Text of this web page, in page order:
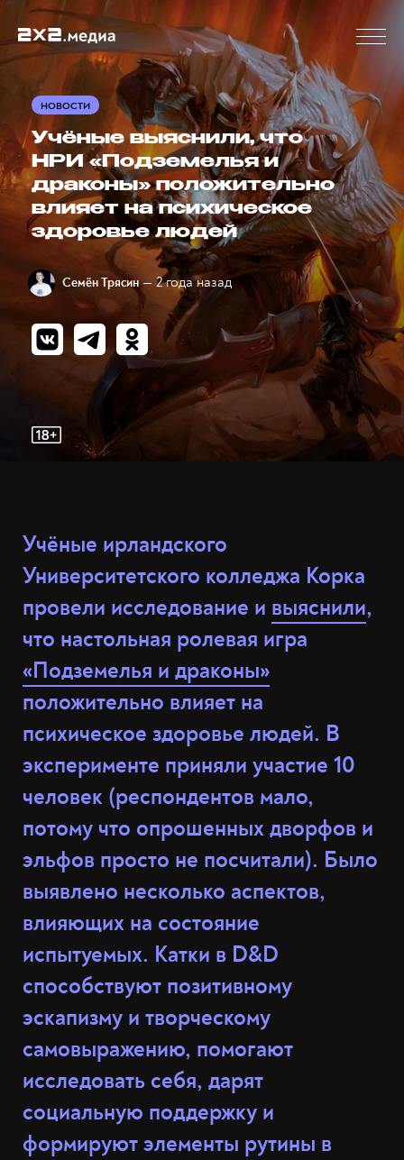
НОВОСТИ
Учёные выяснили, что
НРИ «Подземелья и
драконы» положительно
влияет на психическое
здоровье людей
Семён Трясин — 2 года назад
Учёные ирландского
Университетского колледжа Корка
провели исследование и выяснили,
что настольная ролевая игра
«Подземелья и драконы»
положительно влияет на
психическое здоровье людей. В
эксперименте приняли участие 10
человек (респондентов мало,
потому что опрошенных дворфов и
эльфов просто не посчитали). Было
выявлено несколько аспектов,
влияющих на состояние
испытуемых. Катки в D&D
способствуют позитивному
эскапизму и творческому
самовыражению, помогают
исследовать себя, дарят
социальную поддержку и
формируют элементы рутины в